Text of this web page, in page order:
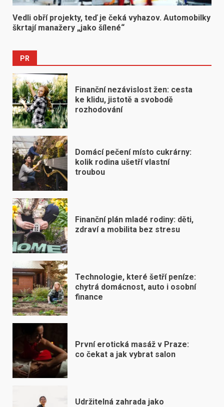
Vedli obří projekty, teď je čeká vyhazov. Automobilky
škrtají manažery „jako šílené“
PR
Finanční nezávislost žen: cesta
ke klidu, jistotě a svobodě
rozhodování
Domácí pečení místo cukrárny:
kolik rodina ušetří vlastní
troubou
Finanční plán mladé rodiny: děti,
zdraví a mobilita bez stresu
Technologie, které šetří peníze:
chytrá domácnost, auto i osobní
finance
První erotická masáž v Praze:
co čekat a jak vybrat salon
Udržitelná zahrada jako